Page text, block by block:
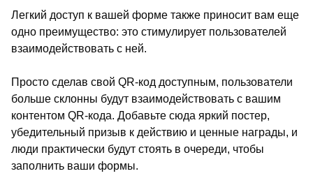
Легкий доступ к вашей форме также приносит вам еще
одно преимущество: это стимулирует пользователей
взаимодействовать с ней.
Просто сделав свой QR-код доступным, пользователи
больше склонны будут взаимодействовать с вашим
контентом QR-кода. Добавьте сюда яркий постер,
убедительный призыв к действию и ценные награды, и
люди практически будут стоять в очереди, чтобы
заполнить ваши формы.